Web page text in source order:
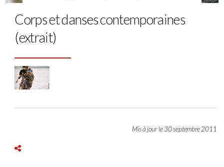
Corps et danses contemporaines
(extrait)
Mis à jour le 30 septembre 2011